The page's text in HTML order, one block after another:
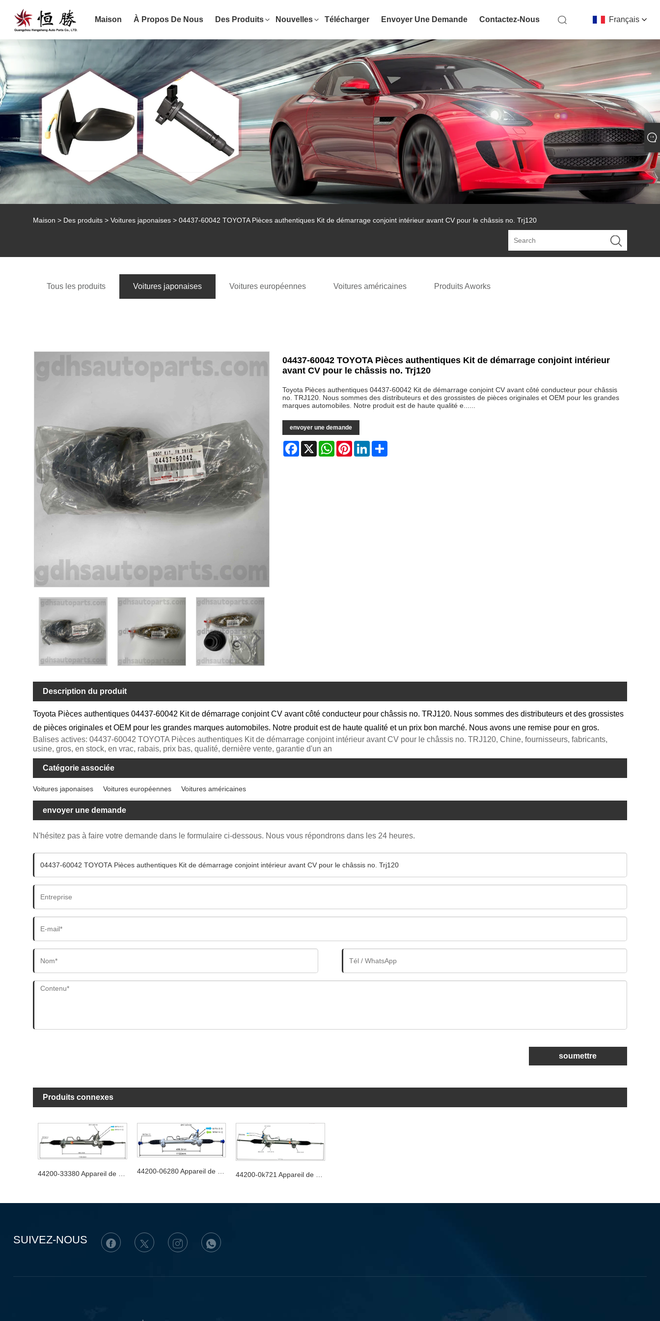
Français
Maison À Propos De Nous Des Produits Nouvelles Télécharger Envoyer Une Demande Contactez-Nous
Maison > Des produits >Voitures japonaises > 04437-60042 TOYOTA Pièces authentiques Kit de démarrage conjoint intérieur avant CV pour le châssis no. Trj120
Tous les produits Voitures japonaises Voitures européennes Voitures américaines Produits Aworks
04437-60042 TOYOTA Pièces authentiques Kit de démarrage conjoint intérieur
avant CV pour le châssis no. Trj120
Toyota Pièces authentiques 04437-60042 Kit de démarrage conjoint CV avant côté conducteur pour châssis
no. TRJ120. Nous sommes des distributeurs et des grossistes de pièces originales et OEM pour les grandes
marques automobiles. Notre produit est de haute qualité e......
envoyer une demande
Facebook
X WhatsAppPinterestLinkedIn
Description du produit
Toyota Pièces authentiques 04437-60042 Kit de démarrage conjoint CV avant côté conducteur pour châssis no. TRJ120. Nous sommes des distributeurs et des grossistes
de pièces originales et OEM pour les grandes marques automobiles. Notre produit est de haute qualité et un prix bon marché. Nous avons une remise pour en gros.
Balises actives: 04437-60042 TOYOTA Pièces authentiques Kit de démarrage conjoint intérieur avant CV pour le châssis no. TRJ120, Chine, fournisseurs, fabricants,
usine, gros, en stock, en vrac, rabais, prix bas, qualité, dernière vente, garantie d'un an
Catégorie associée
Voitures japonaises Voitures européennes Voitures américaines
envoyer une demande
N'hésitez pas à faire votre demande dans le formulaire ci-dessous. Nous vous répondrons dans les 24 heures.
soumettre
Produits connexes
44200-06280 Appareil de direction automobile
SUIVEZ-NOUS